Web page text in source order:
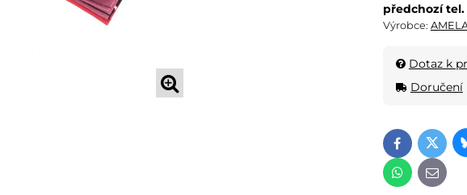
předchozí
Výrobce:
Dotaz k
Doručení
FacebookTwitter
WhatsApp
E-mail